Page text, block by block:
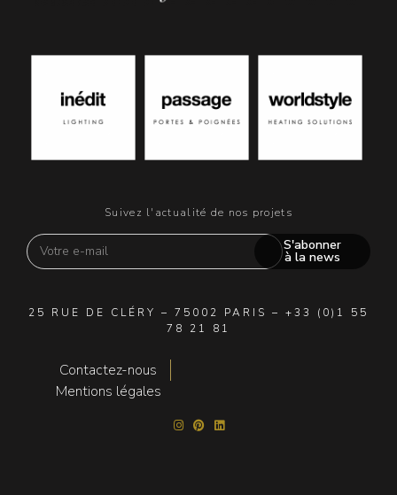
Suivez l'actualité de nos projets
S'abonner
à la news
25 RUE DE CLÉRY – 75002 PARIS – +33 (0)1 55
78 21 81
Contactez-nous
Mentions légales